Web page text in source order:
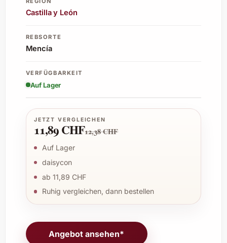
Castilla y León
REBSORTE
Mencía
VERFÜGBARKEIT
Auf Lager
JETZT VERGLEICHEN
11,89 CHF12,38 CHF
Auf Lager
daisycon
ab 11,89 CHF
Ruhig vergleichen, dann bestellen
Angebot ansehen*